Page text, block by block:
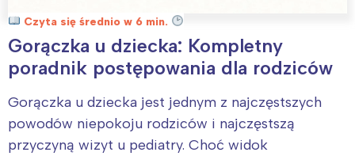
Czyta się średnio w 6 min.
Gorączka u dziecka: Kompletny
poradnik postępowania dla rodziców
Gorączka u dziecka jest jednym z najczęstszych
powodów niepokoju rodziców i najczęstszą
przyczyną wizyt u pediatry. Choć widok